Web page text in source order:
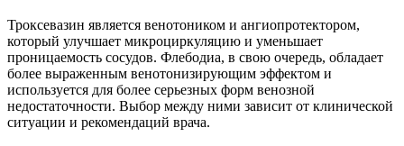
Троксевазин является венотоником и ангиопротектором,
который улучшает микроциркуляцию и уменьшает
проницаемость сосудов. Флебодиа, в свою очередь, обладает
более выраженным венотонизирующим эффектом и
используется для более серьезных форм венозной
недостаточности. Выбор между ними зависит от клинической
ситуации и рекомендаций врача.